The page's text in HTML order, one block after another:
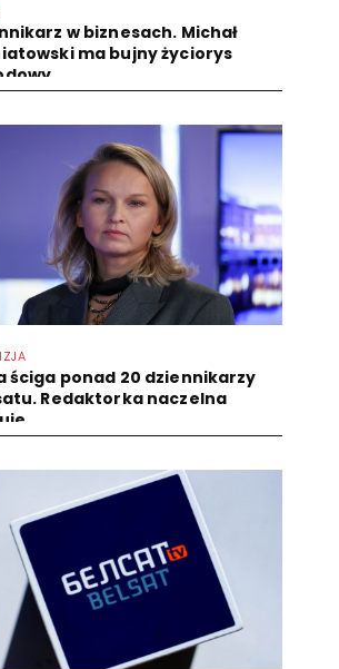
w biznesach. Michał
ma bujny życiorys
ściga ponad 20 dziennikarzy
Redaktorka naczelna